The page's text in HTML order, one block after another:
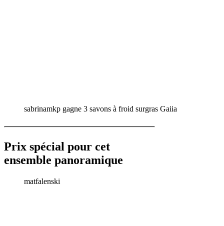
sabrinamkp gagne 3 savons à froid surgras Gaiia
Prix spécial pour cet
ensemble panoramique
matfalenski